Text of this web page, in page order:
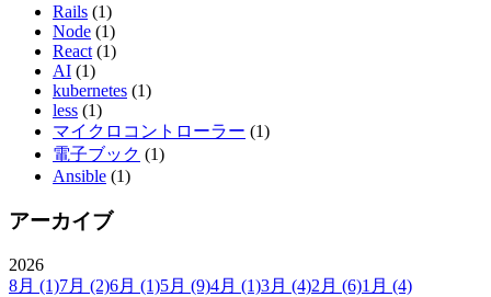
Rails (1)
Node (1)
React (1)
AI (1)
kubernetes (1)
less (1)
マイクロコントローラー (1)
電子ブック (1)
Ansible (1)
アーカイブ
2026
8月 (1)7月 (2)6月 (1)5月 (9)4月 (1)3月 (4)2月 (6)1月 (4)